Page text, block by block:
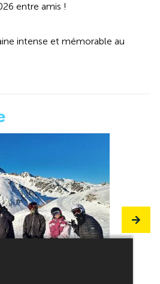
entre amis !
intense et mémorable au